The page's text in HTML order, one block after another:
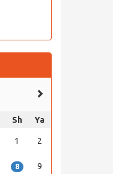
Sh Ya
1 2
8 9